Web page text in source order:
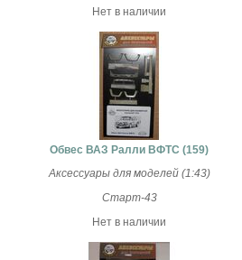
Нет в наличии
Обвес ВАЗ Ралли ВФТС (159)
Аксессуары для моделей (1:43)
Старт-43
Нет в наличии